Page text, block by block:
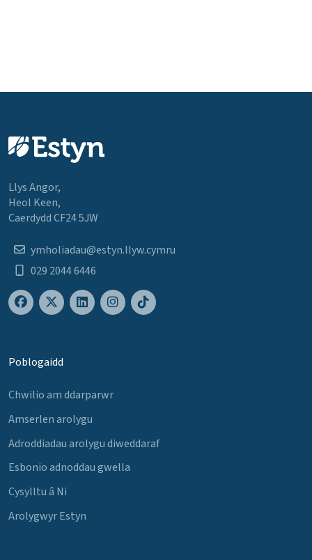
Llys Angor,
Heol Keen,
Caerdydd CF24 5JW
ymholiadau@estyn.llyw.cymru
029 2044 6446
Poblogaidd
Chwilio am ddarparwr
Amserlen arolygu
Adroddiadau arolygu diweddaraf
Esbonio adnoddau gwella
Cysylltu â Ni
Arolygwyr Estyn